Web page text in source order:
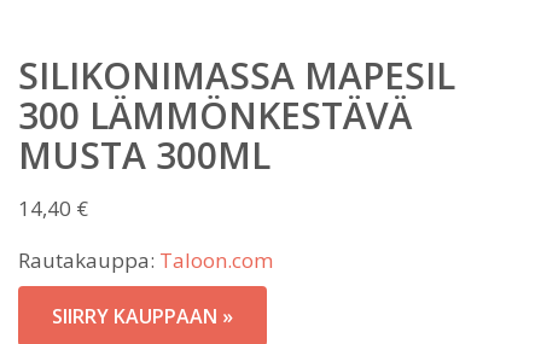
SILIKONIMASSA MAPESIL
300 LÄMMÖNKESTÄVÄ
MUSTA 300ML
14,40 €
Rautakauppa: Taloon.com
SIIRRY KAUPPAAN »